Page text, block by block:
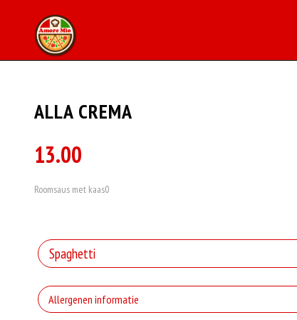
ALLA CREMA
13.00
Roomsaus met kaas0
Allergenen informatie